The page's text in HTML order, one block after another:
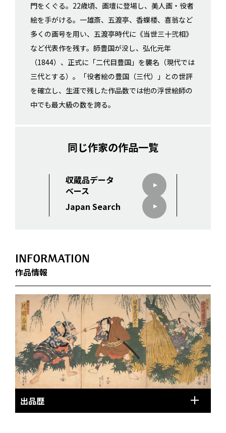
門をくぐる。22歳頃、画壇に登場し、美人画・役者
絵を手がける。一雄斎、五渡亭、香蝶楼、喜翁など
多くの画号を用い、五渡亭時代に《当世三十弐相》
など代表作を残す。師豊国が没し、弘化元年
（1844）、正式に「二代目豊国」を襲名（現代では
三代とする）。「役者絵の豊国（三代）」との世評
を確立し、生涯で残した作品数では他の浮世絵師の
中でも最大級の数を誇る。
同じ作家の作品一覧
収蔵品データ
ベース
Japan Search
INFORMATION
作品情報
出品歴